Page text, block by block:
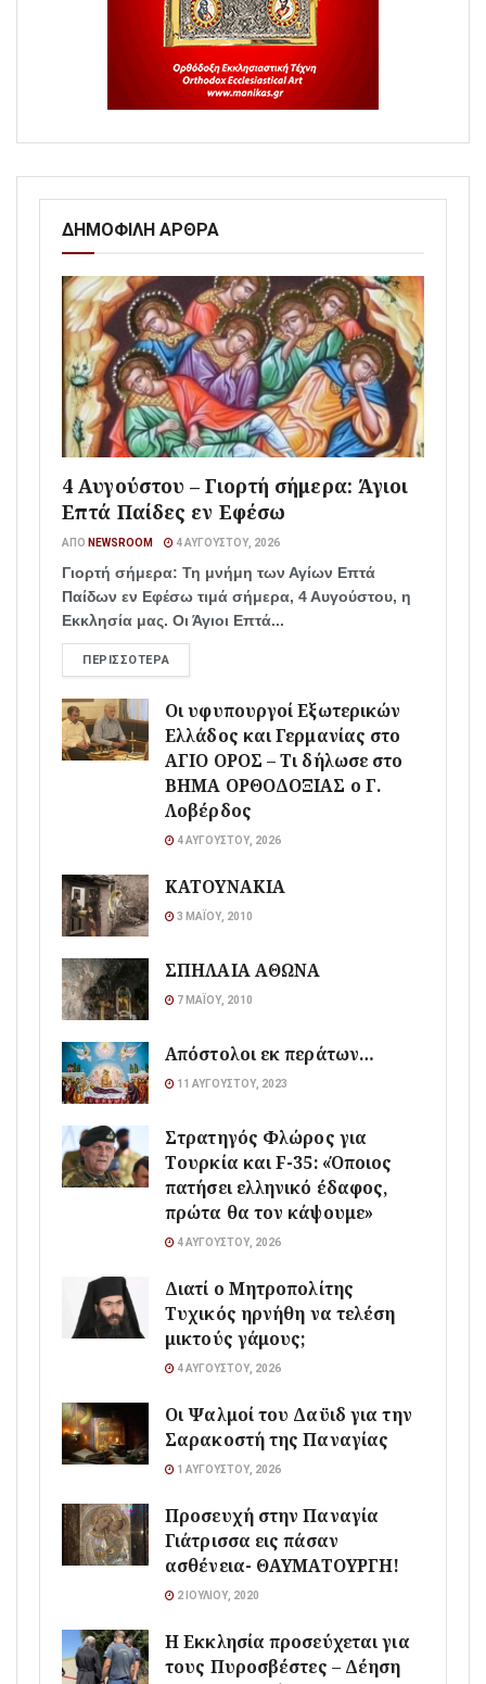
ΔΗΜΟΦΙΛΗ ΑΡΘΡΑ
4 Αυγούστου – Γιορτή σήμερα: Άγιοι
Επτά Παίδες εν Εφέσω
ΑΠΌ NEWSROOM 4 ΑΥΓΟΎΣΤΟΥ, 2026
Γιορτή σήμερα: Τη μνήμη των Αγίων Επτά
Παίδων εν Εφέσω τιμά σήμερα, 4 Αυγούστου, η
Εκκλησία μας. Οι Άγιοι Επτά...
ΠΕΡΙΣΣΌΤΕΡΑ
Οι υφυπουργοί Εξωτερικών
Ελλάδος και Γερμανίας στο
ΑΓΙΟ ΟΡΟΣ – Τι δήλωσε στο
ΒΗΜΑ ΟΡΘΟΔΟΞΙΑΣ ο Γ.
Λοβέρδος
4 ΑΥΓΟΎΣΤΟΥ, 2026
ΚΑΤΟΥΝΑΚΙΑ
3 ΜΑΪ́ΟΥ, 2010
ΣΠΗΛΑΙΑ ΑΘΩΝΑ
7 ΜΑΪ́ΟΥ, 2010
Απόστολοι εκ περάτων…
11 ΑΥΓΟΎΣΤΟΥ, 2023
Στρατηγός Φλώρος για
Τουρκία και F-35: «Όποιος
πατήσει ελληνικό έδαφος,
πρώτα θα τον κάψουμε»
4 ΑΥΓΟΎΣΤΟΥ, 2026
Διατί ο Μητροπολίτης
Τυχικός ηρνήθη να τελέση
μικτούς γάμους;
4 ΑΥΓΟΎΣΤΟΥ, 2026
Οι Ψαλμοί του Δαϋιδ για την
Σαρακοστή της Παναγίας
1 ΑΥΓΟΎΣΤΟΥ, 2026
Προσευχή στην Παναγία
Γιάτρισσα εις πάσαν
ασθένεια- ΘΑΥΜΑΤΟΥΡΓΗ!
2 ΙΟΥΛΊΟΥ, 2020
Η Εκκλησία προσεύχεται για
τους Πυροσβέστες – Δέηση